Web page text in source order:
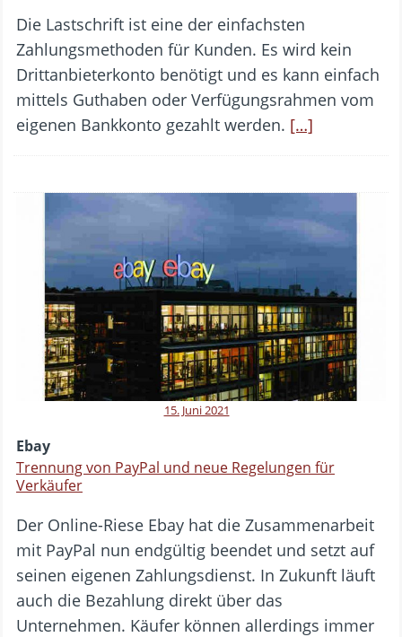
Die Lastschrift ist eine der einfachsten
Zahlungsmethoden für Kunden. Es wird kein
Drittanbieterkonto benötigt und es kann einfach
mittels Guthaben oder Verfügungsrahmen vom
eigenen Bankkonto gezahlt werden. […]
15. Juni 2021
Ebay
Trennung von PayPal und neue Regelungen für
Verkäufer
Der Online-Riese Ebay hat die Zusammenarbeit
mit PayPal nun endgültig beendet und setzt auf
seinen eigenen Zahlungsdienst. In Zukunft läuft
auch die Bezahlung direkt über das
Unternehmen. Käufer können allerdings immer